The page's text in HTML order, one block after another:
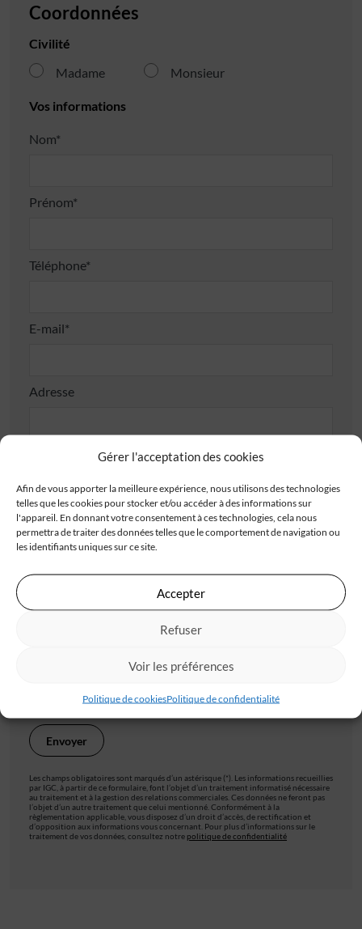
Gérer l'acceptation des cookies
Afin de vous apporter la meilleure expérience, nous utilisons des technologies
telles que les cookies pour stocker et/ou accéder à des informations sur
l'appareil. En donnant votre consentement à ces technologies, cela nous
permettra de traiter des données telles que le comportement de navigation ou
les identifiants uniques sur ce site.
Accepter
Refuser
Voir les préférences
Politique de cookiesPolitique de confidentialité
Coordonnées
Civilité
Madame
Monsieur
Vos informations
Nom*
Prénom*
Téléphone*
E-mail*
Adresse
Code postal*
Ville*
Je valide avoir pris connaissance de la
confidentialité
Les champs obligatoires sont marqués d’un astérisque (*). Les informations recueillies
par IGC, à partir de ce formulaire, font l’objet d’un traitement informatisé nécessaire
au traitement et à la gestion des relations commerciales. Ces données ne feront pas
l’objet d’un autre traitement que celui mentionné. Conformément à la
règlementation applicable, vous disposez d’un droit d’accès, de rectification et
d’opposition aux informations vous concernant. Pour plus d’informations sur le
traitement de vos données, consultez notre politique de confidentialité